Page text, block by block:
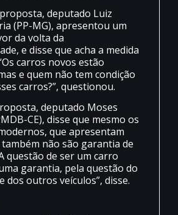
deputado Luiz
(PP-MG), apresentou um
da volta da
e disse que acha a medida
carros novos estão
e quem não tem condição
carros?”, questionou.
deputado Moses
CE), disse que mesmo os
que apresentam
não são garantia de
questão de ser um carro
garantia, pela questão do
dos outros veículos”, disse.